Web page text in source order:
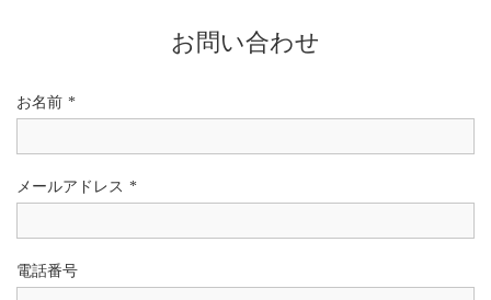
お問い合わせ
お名前 *
メールアドレス *
電話番号